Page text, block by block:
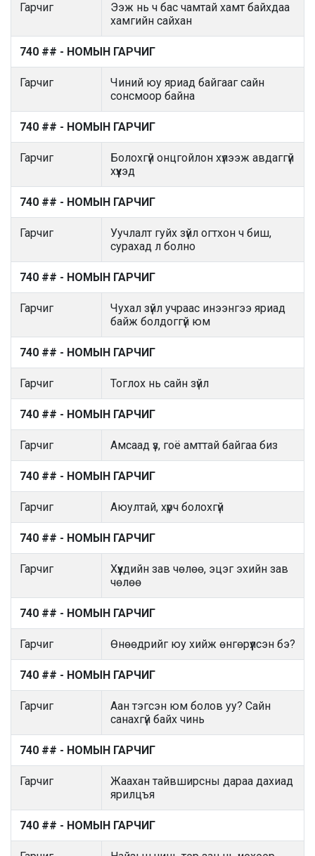
Гарчиг
Ээж нь ч бас чамтай хамт байхдаа
хамгийн сайхан
740 ## - НОМЫН ГАРЧИГ
Гарчиг
Чиний юу яриад байгааг сайн
сонсмоор байна
740 ## - НОМЫН ГАРЧИГ
Гарчиг
Болохгүй онцгойлон хүлээж авдаггүй
хүүхэд
740 ## - НОМЫН ГАРЧИГ
Гарчиг
Уучлалт гуйх зүйл огтхон ч биш,
сурахад л болно
740 ## - НОМЫН ГАРЧИГ
Гарчиг
Чухал зүйл учраас инээнгээ яриад
байж болдоггүй юм
740 ## - НОМЫН ГАРЧИГ
Гарчиг Тоглох нь сайн зүйл
740 ## - НОМЫН ГАРЧИГ
Гарчиг Амсаад үз, гоё амттай байгаа биз
740 ## - НОМЫН ГАРЧИГ
Гарчиг Аюултай, хүрч болохгүй
740 ## - НОМЫН ГАРЧИГ
Гарчиг
Хүүхдийн зав чөлөө, эцэг эхийн зав
чөлөө
740 ## - НОМЫН ГАРЧИГ
Гарчиг Өнөөдрийг юу хийж өнгөрүүлсэн бэ?
740 ## - НОМЫН ГАРЧИГ
Гарчиг
Аан тэгсэн юм болов уу? Сайн
санахгүй байх чинь
740 ## - НОМЫН ГАРЧИГ
Гарчиг
Жаахан тайвширсны дараа дахиад
ярилцъя
740 ## - НОМЫН ГАРЧИГ